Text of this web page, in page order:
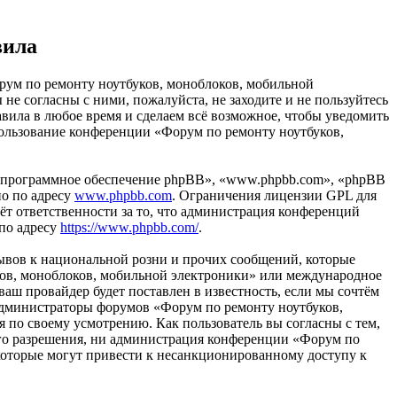
по ремонту ноутбуков, моноблоков, мобильной
согласны с ними, пожалуйста, не заходите и не пользуйтесь
в любое время и сделаем всё возможное, чтобы уведомить
конференции «Форум по ремонту ноутбуков,
обеспечение phpBB», «www.phpbb.com», «phpBB
по адресу www.phpbb.com. Ограничения лицензии GPL для
за то, что администрация конференций
адресу https://www.phpbb.com/.
к национальной розни и прочих сообщений, которые
моноблоков, мобильной электроники» или международное
будет поставлен в известность, если мы сочтём
форумов «Форум по ремонту ноутбуков,
своему усмотрению. Как пользователь вы согласны с тем,
разрешения, ни администрация конференции «Форум по
могут привести к несанкционированному доступу к